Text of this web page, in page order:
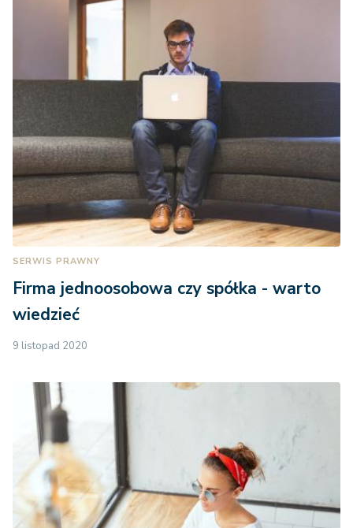
SERWIS PRAWNY
Firma jednoosobowa czy spółka - warto
wiedzieć
9 listopad 2020